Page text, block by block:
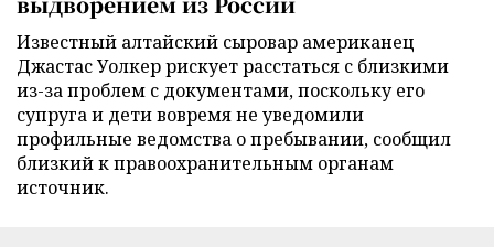
Известный алтайский сыровар американец
Джастас Уолкер рискует расстаться с близкими
из-за проблем с документами, поскольку его
супруга и дети вовремя не уведомили
профильные ведомства о пребывании, сообщил
близкий к правоохранительным органам
источник.